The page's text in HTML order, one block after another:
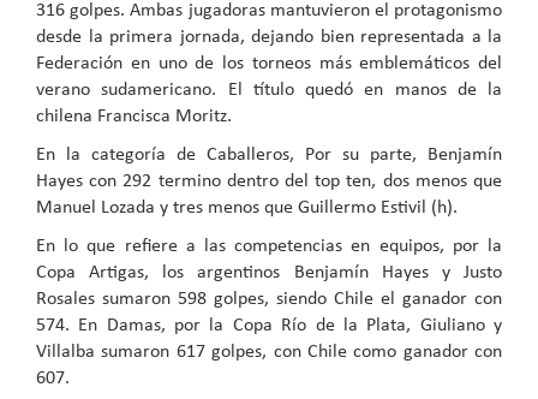
316 golpes. Ambas jugadoras mantuvieron el protagonismo
desde la primera jornada, dejando bien representada a la
Federación en uno de los torneos más emblemáticos del
verano sudamericano. El título quedó en manos de la
chilena Francisca Moritz.
En la categoría de Caballeros, Por su parte, Benjamín
Hayes con 292 termino dentro del top ten, dos menos que
Manuel Lozada y tres menos que Guillermo Estivil (h).
En lo que refiere a las competencias en equipos, por la
Copa Artigas, los argentinos Benjamín Hayes y Justo
Rosales sumaron 598 golpes, siendo Chile el ganador con
574. En Damas, por la Copa Río de la Plata, Giuliano y
Villalba sumaron 617 golpes, con Chile como ganador con
607.